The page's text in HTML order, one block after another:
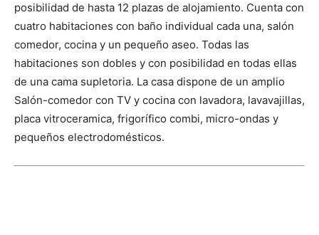
posibilidad de hasta 12 plazas de alojamiento. Cuenta con
cuatro habitaciones con baño individual cada una, salón
comedor, cocina y un pequeño aseo. Todas las
habitaciones son dobles y con posibilidad en todas ellas
de una cama supletoria. La casa dispone de un amplio
Salón-comedor con TV y cocina con lavadora, lavavajillas,
placa vitroceramica, frigorífico combi, micro-ondas y
pequeños electrodomésticos.